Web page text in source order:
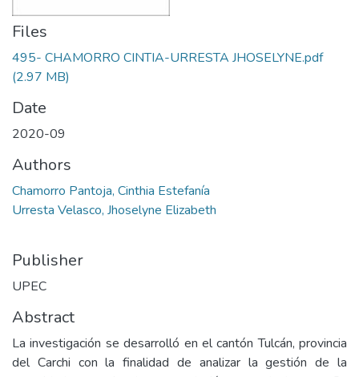
Files
495- CHAMORRO CINTIA-URRESTA JHOSELYNE.pdf
(2.97 MB)
Date
2020-09
Authors
Chamorro Pantoja, Cinthia Estefanía
Urresta Velasco, Jhoselyne Elizabeth
Publisher
UPEC
Abstract
La investigación se desarrolló en el cantón Tulcán, provincia
del Carchi con la finalidad de analizar la gestión de la